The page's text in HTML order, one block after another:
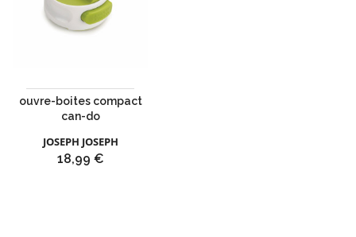
ouvre-boites compact
can-do
JOSEPH JOSEPH
Prix
18,99 €